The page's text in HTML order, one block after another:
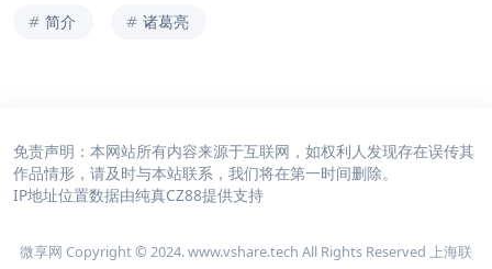
简介 诸葛亮
免责声明：本网站所有内容来源于互联网，如权利人发现存在误传其
作品情形，请及时与本站联系，我们将在第一时间删除。
IP地址位置数据由纯真CZ88提供支持
微享网 Copyright © 2024. www.vshare.tech All Rights Reserved 上海联